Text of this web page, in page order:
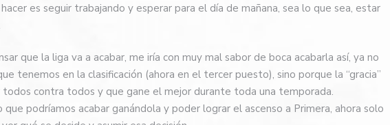
es seguir trabajando y esperar para el día de mañana, sea lo que sea, estar
que la liga va a acabar, me iría con muy mal sabor de boca acabarla así, ya no
tenemos en la clasificación (ahora en el tercer puesto), sino porque la “gracia”
contra todos y que gane el mejor durante toda una temporada.
que podríamos acabar ganándola y poder lograr el ascenso a Primera, ahora solo